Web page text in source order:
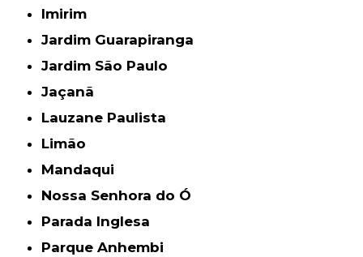
Imirim
Jardim Guarapiranga
Jardim São Paulo
Jaçanã
Lauzane Paulista
Limão
Mandaqui
Nossa Senhora do Ó
Parada Inglesa
Parque Anhembi